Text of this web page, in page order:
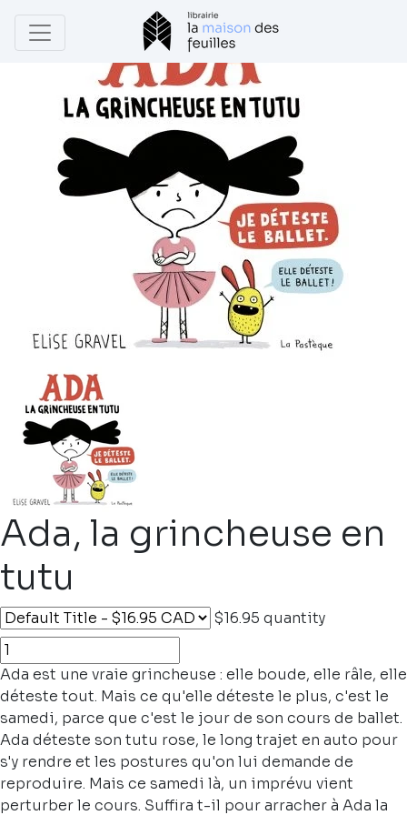
Ada, la grincheuse en
tutu
$16.95 quantity
Ada est une vraie grincheuse : elle boude, elle râle, elle
déteste tout. Mais ce qu'elle déteste le plus, c'est le
samedi, parce que c'est le jour de son cours de ballet.
Ada déteste son tutu rose, le long trajet en auto pour
s'y rendre et les postures qu'on lui demande de
reproduire. Mais ce samedi là, un imprévu vient
perturber le cours. Suffira t-il pour arracher à Ada la